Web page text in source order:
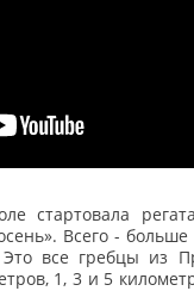
стартовала
Всего - больше
все гребцы из
1, 3 и 5